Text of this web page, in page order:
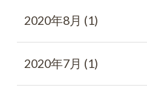
2020年8月 (1)
2020年7月 (1)